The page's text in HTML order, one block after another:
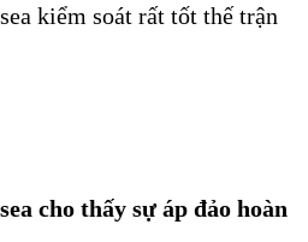
kiểm soát rất tốt thế trận
cho thấy sự áp đảo hoàn